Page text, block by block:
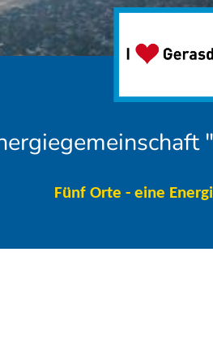
Fünf Orte - eine